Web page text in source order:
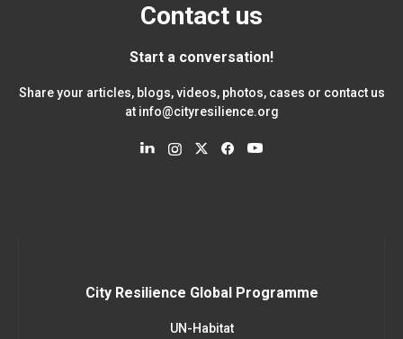
Contact us
Start a conversation!
Share your articles, blogs, videos, photos, cases or contact us
at info@cityresilience.org
City Resilience Global Programme
UN-Habitat